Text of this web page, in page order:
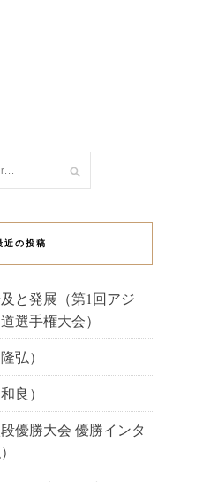
近の投稿
と発展（第1回アジ
選手権大会）
弘）
良）
優勝大会 優勝インタ